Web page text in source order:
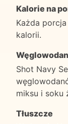
Kalorie na
Każda
kalorii.
Shot Navy
miksu i soku
Tłuszcze